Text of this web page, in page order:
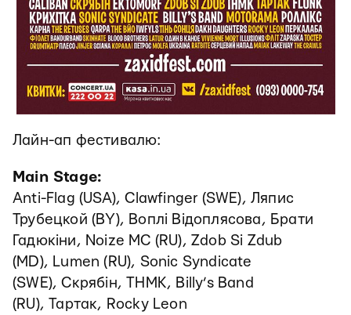
Лайн-ап фестивалю:
Main Stage:
Anti-Flag (USA), Clawfinger (SWE), Ляпис
Трубецкой (BY), Воплі Відоплясова, Брати
Гадюкіни, Noize MC (RU), Zdob Si Zdub
(MD), Lumen (RU), Sonic Syndicate
(SWE), Скрябін, ТНМК, Billy’s Band
(RU), Тартак, Rocky Leon